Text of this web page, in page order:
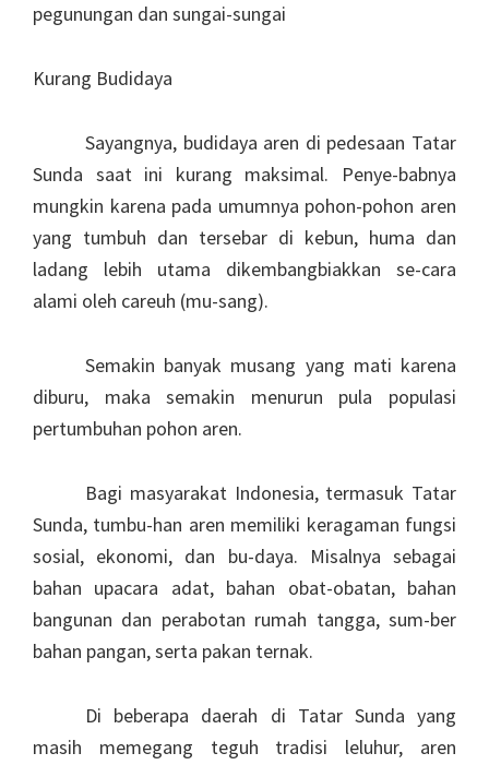
pegunungan dan sungai-sungai
Kurang Budidaya
Sayangnya, budidaya aren di pedesaan Tatar
Sunda saat ini kurang maksimal. Penye-babnya
mungkin karena pada umumnya pohon-pohon aren
yang tumbuh dan tersebar di kebun, huma dan
ladang lebih utama dikembangbiakkan se-cara
alami oleh careuh (mu-sang).
Semakin banyak musang yang mati karena
diburu, maka semakin menurun pula populasi
pertumbuhan pohon aren.
Bagi masyarakat Indonesia, termasuk Tatar
Sunda, tumbu-han aren memiliki keragaman fungsi
sosial, ekonomi, dan bu-daya. Misalnya sebagai
bahan upacara adat, bahan obat-obatan, bahan
bangunan dan perabotan rumah tangga, sum-ber
bahan pangan, serta pakan ternak.
Di beberapa daerah di Tatar Sunda yang
masih memegang teguh tradisi leluhur, aren